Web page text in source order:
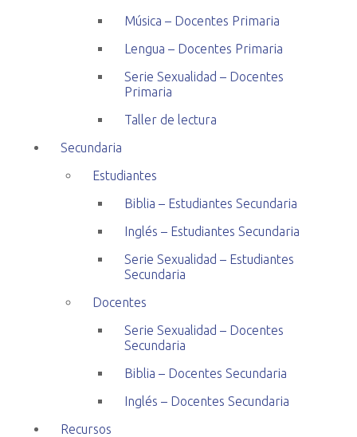
Música – Docentes Primaria
Lengua – Docentes Primaria
Serie Sexualidad – Docentes
Primaria
Taller de lectura
Secundaria
Estudiantes
Biblia – Estudiantes Secundaria
Inglés – Estudiantes Secundaria
Serie Sexualidad – Estudiantes
Secundaria
Docentes
Serie Sexualidad – Docentes
Secundaria
Biblia – Docentes Secundaria
Inglés – Docentes Secundaria
Recursos